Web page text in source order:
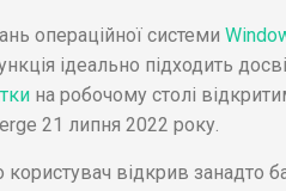
операційної системи
ідеально підходить
на робочому столі
21 липня 2022 року.
відкрив занадто
.